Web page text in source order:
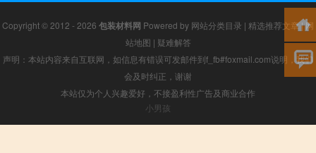
Copyright © 2012 - 2026 包装材料网 Powered by 网站分类目录 | 精选推荐文章|网
站地图 | 疑难解答
声明：本站内容来自互联网，如信息有错误可发邮件到f_fb#foxmail.com说明，我们
会及时纠正，谢谢
本站仅为个人兴趣爱好，不接盈利性广告及商业合作
小男孩